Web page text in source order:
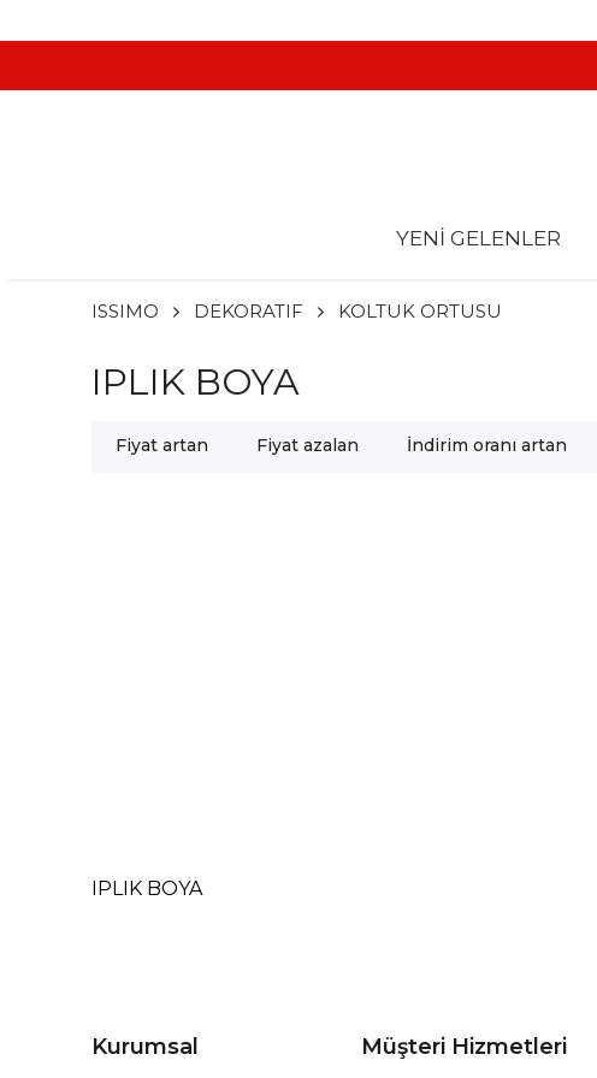
YENİ GELENLER
ISSIMO DEKORATIF KOLTUK ORTUSU
IPLIK BOYA
Fiyat artan Fiyat azalan İndirim oranı artan
IPLIK BOYA
Kurumsal Müşteri Hizmetleri